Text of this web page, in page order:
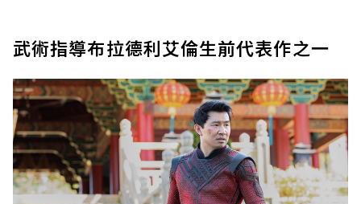
武術指導布拉德利艾倫生前代表作之一